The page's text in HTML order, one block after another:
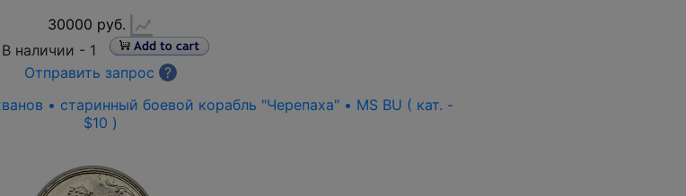
30000 руб.
В наличии - 1
Отправить запрос
?
• старинный боевой корабль "Черепаха" • MS BU ( кат. -
$10 )